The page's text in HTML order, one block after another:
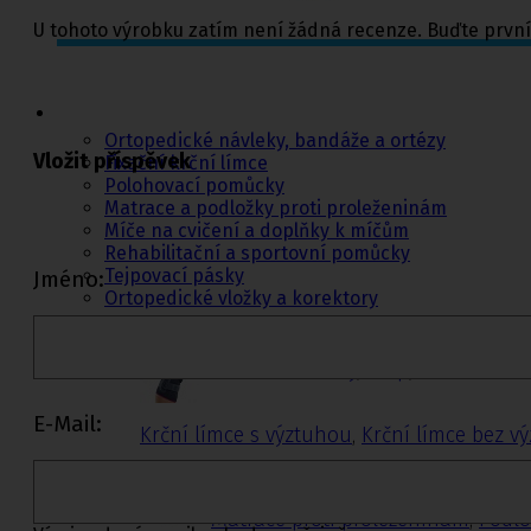
Ortopedické návleky, bandáže a ortézy
Fixační krční límce
Polohovací pomůcky
Matrace a podložky proti proleženinám
Míče na cvičení a doplňky k míčům
Rehabilitační a sportovní pomůcky
Tejpovací pásky
Ortopedické vložky a korektory
Krční límce s výztuhou, Krční límce bez
Matrace proti proleženinám,
U tohoto výrobku zatím není žádná recenze. Buďte
Vložit příspěvek
Jméno:
E-Mail: